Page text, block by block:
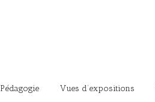
Pédagogie Vues d’expositions